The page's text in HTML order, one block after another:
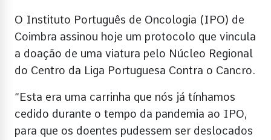
O Instituto Português de Oncologia (IPO) de
Coimbra assinou hoje um protocolo que vincula
a doação de uma viatura pelo Núcleo Regional
do Centro da Liga Portuguesa Contra o Cancro.
“Esta era uma carrinha que nós já tínhamos
cedido durante o tempo da pandemia ao IPO,
para que os doentes pudessem ser deslocados